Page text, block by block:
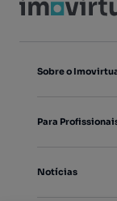
Sobre o
Para
Notícias